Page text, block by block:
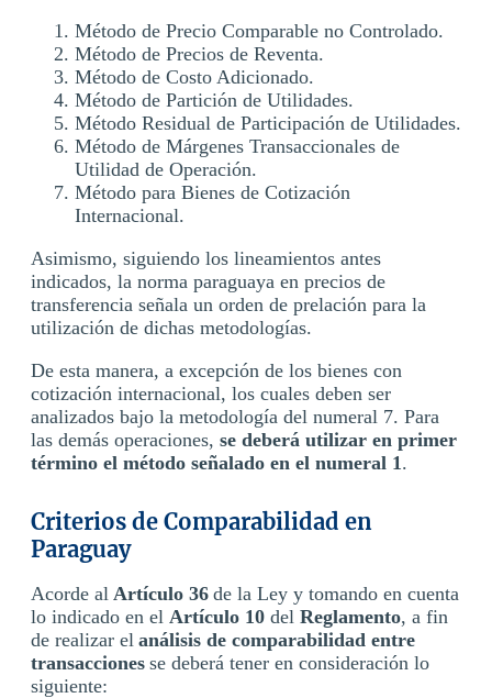
Método de Precio Comparable no Controlado.
Método de Precios de Reventa.
Método de Costo Adicionado.
Método de Partición de Utilidades.
Método Residual de Participación de Utilidades.
Método de Márgenes Transaccionales de
Utilidad de Operación.
Método para Bienes de Cotización
Internacional.
Asimismo, siguiendo los lineamientos antes
indicados, la norma paraguaya en precios de
transferencia señala un orden de prelación para la
utilización de dichas metodologías.
De esta manera, a excepción de los bienes con
cotización internacional, los cuales deben ser
analizados bajo la metodología del numeral 7. Para
las demás operaciones, se deberá utilizar en primer
término el método señalado en el numeral 1 .
Criterios de Comparabilidad en
Paraguay
Acorde al Artículo 36 de la Ley y tomando en cuenta
lo indicado en el Artículo 10 del Reglamento, a fin
de realizar el análisis de comparabilidad entre
transacciones se deberá tener en consideración lo
siguiente: